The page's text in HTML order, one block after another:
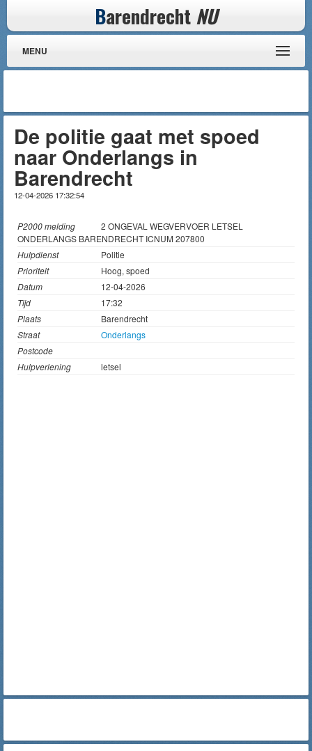
Barendrecht NU
MENU
De politie gaat met spoed
naar Onderlangs in
Barendrecht
12-04-2026 17:32:54
P2000 melding
2 ONGEVAL WEGVERVOER LETSEL
ONDERLANGS BARENDRECHT ICNUM 207800
Hulpdienst
Politie
Prioriteit
Hoog, spoed
Datum
12-04-2026
Tijd
17:32
Plaats
Barendrecht
Straat
Onderlangs
Postcode
Hulpverlening
letsel